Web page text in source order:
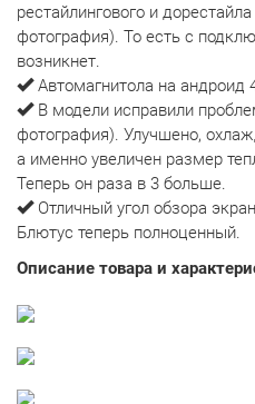
рестайлингового и
фотография). То есть с
возникнет.
Автомагнитола на андроид
В модели исправили
фотография). Улучшено,
а именно увеличен размер
Теперь он раза в 3 больше.
Отличный угол обзора
Блютус теперь полноценный.
Описание товара и